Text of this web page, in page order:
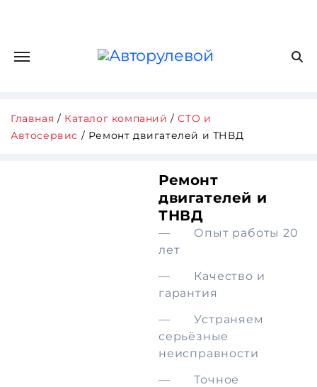
Главная / Каталог компаний /СТО и
Автосервис / Ремонт двигателей и ТНВД
Ремонт
двигателей и
ТНВД
— Опыт работы 20
лет
— Качество и
гарантия
— Устраняем
серьёзные
неисправности
— Точное